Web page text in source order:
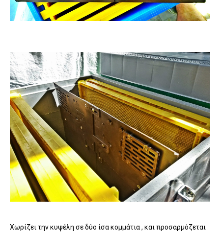
Χωρίζει την κυψέλη σε δύο ίσα κομμάτια , και προσαρμόζεται